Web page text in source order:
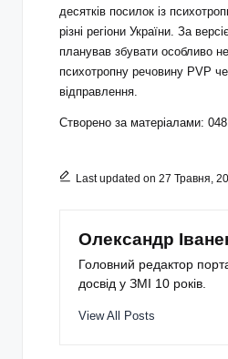
десятків посилок із
різні регіони України. За
планував збувати особливо
психотропну речовину PVP
відправлення.
Створено за матеріалами:
Last updated on 27 Травня,
Олександр
Головний редактор
досвід у ЗМІ 10 років.
View All Posts